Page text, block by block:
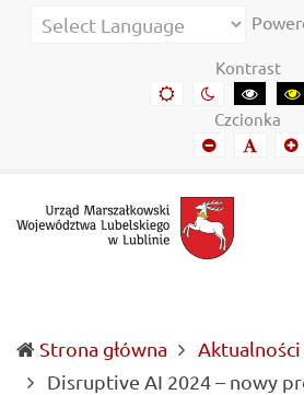
Urząd
Informacje
Lubelszczyźnie
Kontrast
Domyślny
kontrast
Kontrast
nocny
biały
Czcionka
Mniejszy
font font
Strona główna
Disruptive AI 2024 – nowy